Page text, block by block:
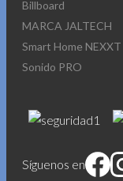
Billboard
MARCA JALTECH
Smart Home NEXXT
Sonido PRO
Síguenos en